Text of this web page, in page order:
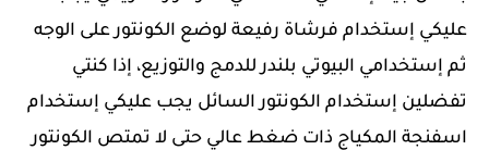
عليكي إستخدام فرشاة رفيعة لوضع الكونتور على الوجه
ثم إستخدامي البيوتي بلندر للدمج والتوزيع، إذا كنتي
تفضلين إستخدام الكونتور السائل يجب عليكي إستخدام
اسفنجة المكياج ذات ضغط عالي حتى لا تمتص الكونتور